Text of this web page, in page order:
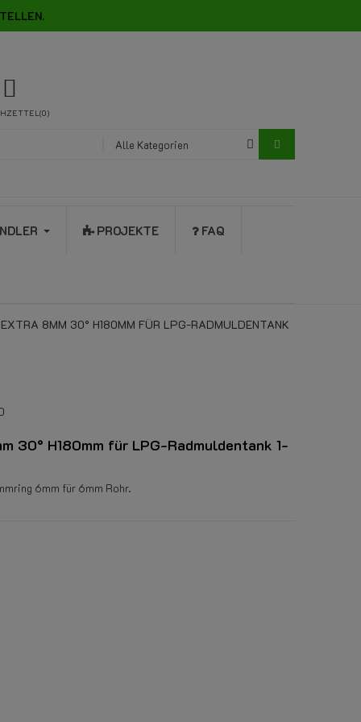
0
Alle Kategorien
PROJEKTE FAQ
8MM 30° H180MM FÜR LPG-RADMULDENTANK
30° H180mm für LPG-Radmuldentank 1-
6mm für 6mm Rohr.